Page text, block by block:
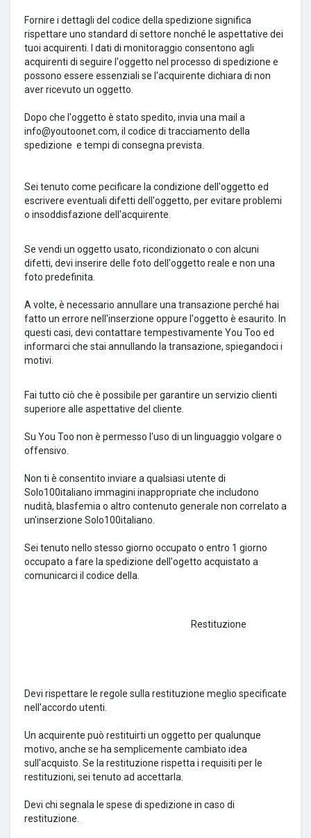
Fornire i dettagli del codice della spedizione significa
rispettare uno standard di settore nonché le aspettative dei
tuoi acquirenti. I dati di monitoraggio consentono agli
acquirenti di seguire l'oggetto nel processo di spedizione e
possono essere essenziali se l'acquirente dichiara di non
aver ricevuto un oggetto.
Dopo che l'oggetto è stato spedito, invia una mail a
info@youtoonet.com, il codice di tracciamento della
spedizione e tempi di consegna prevista.
Sei tenuto come pecificare la condizione dell'oggetto ed
escrivere eventuali difetti dell'oggetto, per evitare problemi
o insoddisfazione dell'acquirente.
Se vendi un oggetto usato, ricondizionato o con alcuni
difetti, devi inserire delle foto dell'oggetto reale e non una
foto predefinita.
A volte, è necessario annullare una transazione perché hai
fatto un errore nell'inserzione oppure l'oggetto è esaurito. In
questi casi, devi contattare tempestivamente You Too ed
informarci che stai annullando la transazione, spiegandoci i
motivi.
Fai tutto ciò che è possibile per garantire un servizio clienti
superiore alle aspettative del cliente.
Su You Too non è permesso l'uso di un linguaggio volgare o
offensivo.
Non ti è consentito inviare a qualsiasi utente di
Solo100italiano immagini inappropriate che includono
nudità, blasfemia o altro contenuto generale non correlato a
un'inserzione Solo100italiano.
Sei tenuto nello stesso giorno occupato o entro 1 giorno
occupato a fare la spedizione dell'ogetto acquistato a
comunicarci il codice della.
Restituzione
Devi rispettare le regole sulla restituzione meglio specificate
nell'accordo utenti.
Un acquirente può restituirti un oggetto per qualunque
motivo, anche se ha semplicemente cambiato idea
sull'acquisto. Se la restituzione rispetta i requisiti per le
restituzioni, sei tenuto ad accettarla.
Devi chi segnala le spese di spedizione in caso di
restituzione.